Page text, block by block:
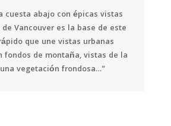
cuesta abajo con épicas vistas
Vancouver es la base de este
que une vistas urbanas
fondos de montaña, vistas de la
vegetación frondosa…”